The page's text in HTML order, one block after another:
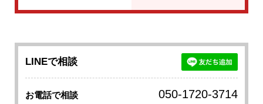
LINEで相談
お電話で相談 050-1720-3714